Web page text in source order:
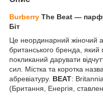
Burberry The Beat —
Біт
Це неординарний жіночий
британського бренда, який
покликаний дарувати
сил. Містка та коротка
абревіатуру. BEAT:
(Британня, Енергія,